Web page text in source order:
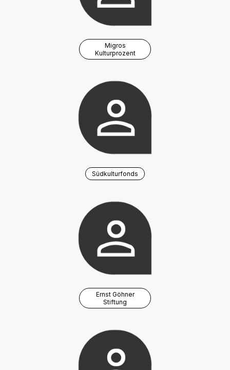
Migros
Kulturprozent
Südkulturfonds
Ernst Göhner
Stiftung